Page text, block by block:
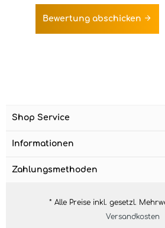
Bewertung abschicken
Shop Service
Informationen
Zahlungsmethoden
* Alle Preise inkl. gesetzl.
Versandkosten